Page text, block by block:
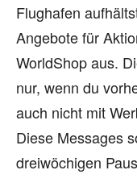
Flughafen
Angebote für
WorldShop aus.
nur, wenn du
auch nicht mit
Diese Messages
dreiwöchigen